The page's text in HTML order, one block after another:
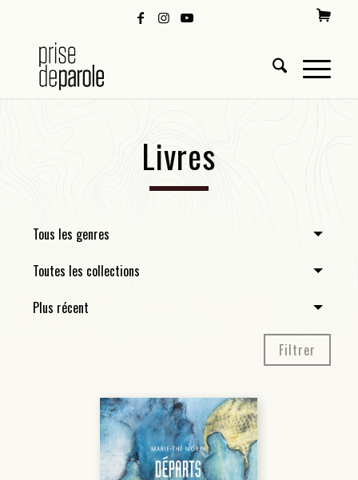
Livres
Tous les genres
Toutes les collections
Plus récent
Filtrer